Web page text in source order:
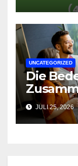
UNCATEGORIZED
Die
JULI 25, 2026